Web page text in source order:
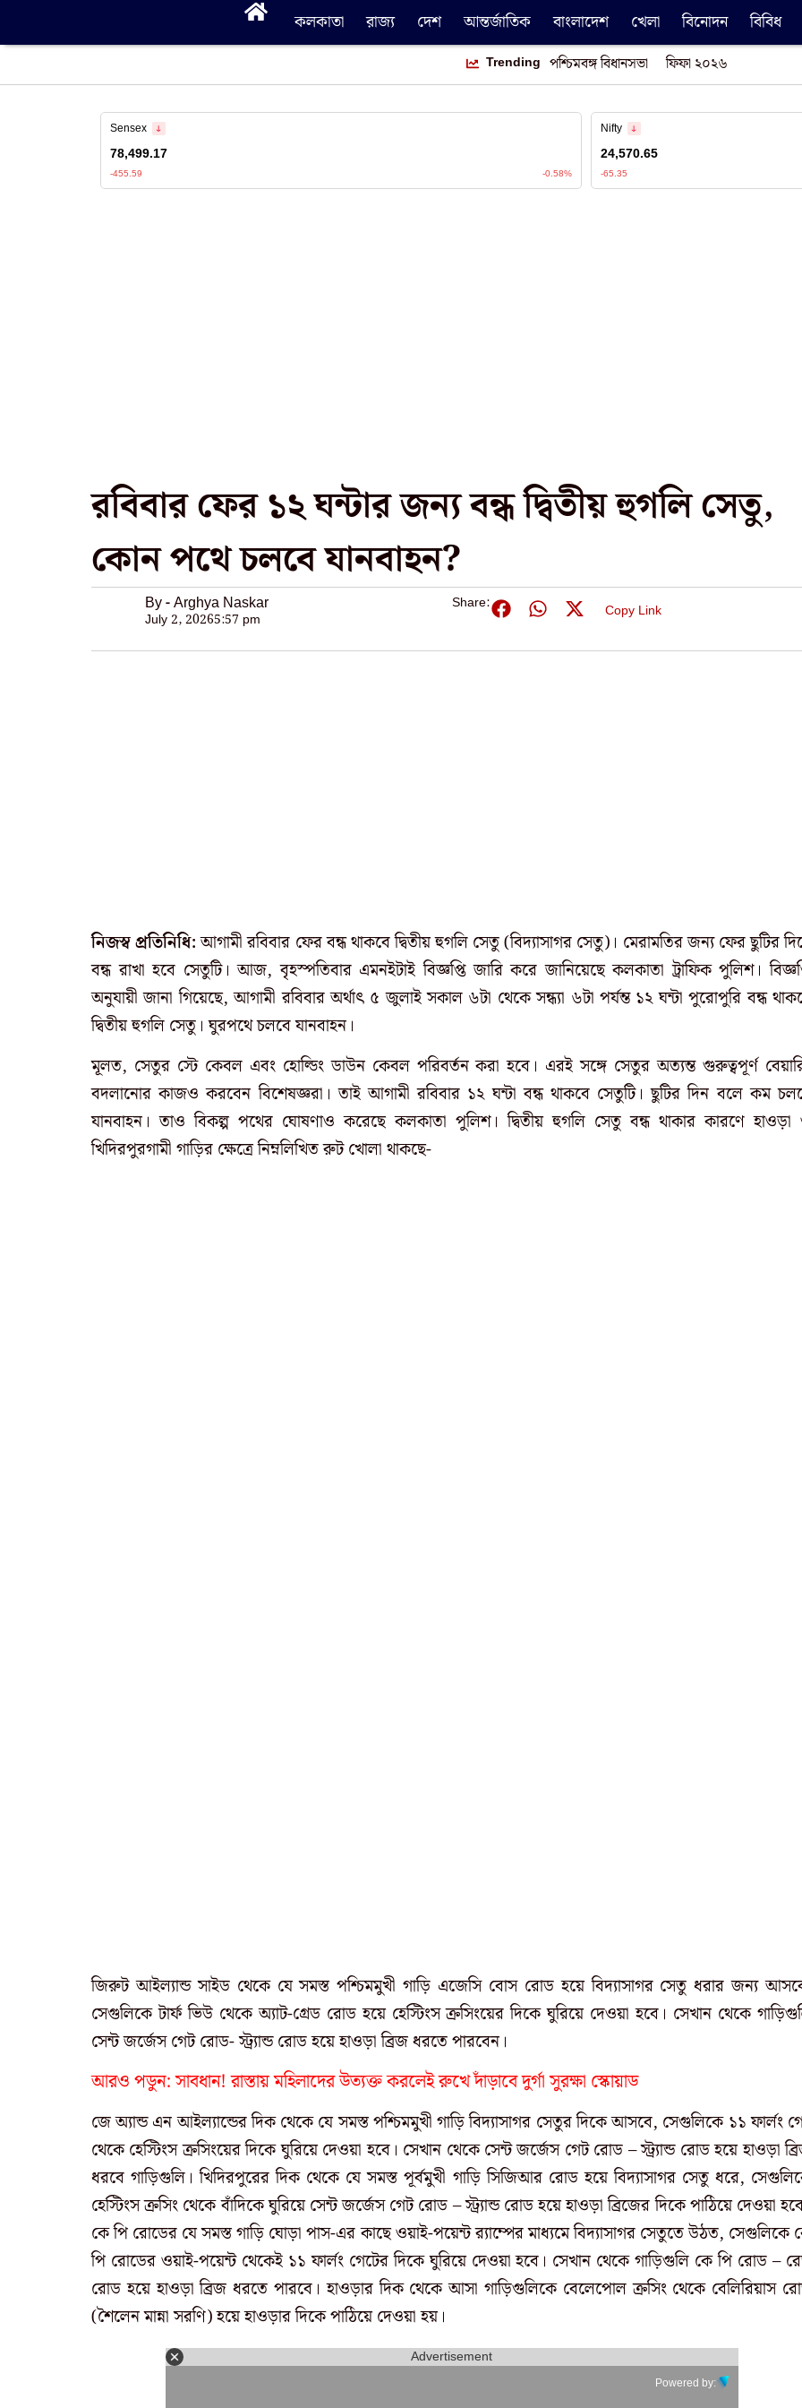
কলকাতা রাজ্য দেশ আন্তর্জাতিক বাংলাদেশ খেলা বিনোদন বিবিধ
Trending পশ্চিমবঙ্গ বিধানসভা ফিফা ২০২৬
রবিবার ফের ১২ ঘন্টার জন্য বন্ধ দ্বিতীয় হুগলি সেতু,
কোন পথে চলবে যানবাহন?
By - Arghya Naskar
July 2, 20265:57 pm
Share: Copy Link
নিজস্ব প্রতিনিধি:আগামী রবিবার ফের বন্ধ থাকবে দ্বিতীয় হুগলি সেতু (বিদ্যাসাগর সেতু)। মেরামতির জন্য ফের ছুটির
বন্ধ রাখা হবে সেতুটি। আজ, বৃহস্পতিবার এমনইটাই বিজ্ঞপ্তি জারি করে জানিয়েছে কলকাতা ট্রাফিক পুলিশ।
অনুযায়ী জানা গিয়েছে, আগামী রবিবার অর্থাৎ ৫ জুলাই সকাল ৬টা থেকে সন্ধ্যা ৬টা পর্যন্ত ১২ ঘন্টা পুরোপুরি বন্ধ
দ্বিতীয় হুগলি সেতু। ঘুরপথে চলবে যানবাহন।
মূলত, সেতুর স্টে কেবল এবং হোল্ডিং ডাউন কেবল পরিবর্তন করা হবে। এরই সঙ্গে সেতুর অত্যন্ত গুরুত্বপূর্ণ
বদলানোর কাজও করবেন বিশেষজ্ঞরা। তাই আগামী রবিবার ১২ ঘন্টা বন্ধ থাকবে সেতুটি। ছুটির দিন বলে কম
যানবাহন। তাও বিকল্প পথের ঘোষণাও করেছে কলকাতা পুলিশ। দ্বিতীয় হুগলি সেতু বন্ধ থাকার কারণে
খিদিরপুরগামী গাড়ির ক্ষেত্রে নিম্নলিখিত রুট খোলা থাকছে-
জিরুট আইল্যান্ড সাইড থেকে যে সমস্ত পশ্চিমমুখী গাড়ি এজেসি বোস রোড হয়ে বিদ্যাসাগর সেতু ধরার জন্য
সেগুলিকে টার্ফ ভিউ থেকে অ্যাট-গ্রেড রোড হয়ে হেস্টিংস ক্রসিংয়ের দিকে ঘুরিয়ে দেওয়া হবে। সেখান থেকে
সেন্ট জর্জেস গেট রোড- স্ট্র্যান্ড রোড হয়ে হাওড়া ব্রিজ ধরতে পারবেন।
আরও পডুন:সাবধান! রাস্তায় মহিলাদের উত্যক্ত করলেই রুখে দাঁড়াবে দুর্গা সুরক্ষা স্কোয়াড
জে অ্যান্ড এন আইল্যান্ডের দিক থেকে যে সমস্ত পশ্চিমমুখী গাড়ি বিদ্যাসাগর সেতুর দিকে আসবে, সেগুলিকে ১১ ফার্লং
থেকে হেস্টিংস ক্রসিংয়ের দিকে ঘুরিয়ে দেওয়া হবে। সেখান থেকে সেন্ট জর্জেস গেট রোড – স্ট্র্যান্ড রোড হয়ে হাওড়া
ধরবে গাড়িগুলি। খিদিরপুরের দিক থেকে যে সমস্ত পূর্বমুখী গাড়ি সিজিআর রোড হয়ে বিদ্যাসাগর সেতু ধরে,
হেস্টিংস ক্রসিং থেকে বাঁদিকে ঘুরিয়ে সেন্ট জর্জেস গেট রোড – স্ট্র্যান্ড রোড হয়ে হাওড়া ব্রিজের দিকে পাঠিয়ে দেওয়া
কে পি রোডের যে সমস্ত গাড়ি ঘোড়া পাস-এর কাছে ওয়াই-পয়েন্ট র‍্যাম্পের মাধ্যমে বিদ্যাসাগর সেতুতে উঠত, সেগুলিকে
পি রোডের ওয়াই-পয়েন্ট থেকেই ১১ ফার্লং গেটের দিকে ঘুরিয়ে দেওয়া হবে। সেখান থেকে গাড়িগুলি কে পি রোড –
রোড হয়ে হাওড়া ব্রিজ ধরতে পারবে। হাওড়ার দিক থেকে আসা গাড়িগুলিকে বেলেপোল ক্রসিং থেকে বেলিরিয়াস
(শৈলেন মান্না সরণি) হয়ে হাওড়ার দিকে পাঠিয়ে দেওয়া হয়।
Advertisement
Powered by: